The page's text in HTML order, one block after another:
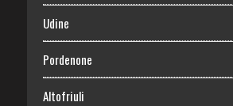
Udine
Pordenone
Altofriuli